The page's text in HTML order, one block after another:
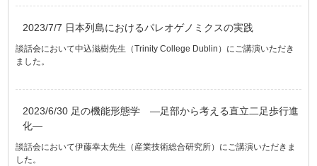
2023/7/7 日本列島におけるパレオゲノミクスの実践
談話会において中込滋樹先生（Trinity College Dublin）にご講演いただき
ました。
2023/6/30 足の機能形態学 ―足部から考える直立二足歩行進
化―
談話会において伊藤幸太先生（産業技術総合研究所）にご講演いただきま
した。